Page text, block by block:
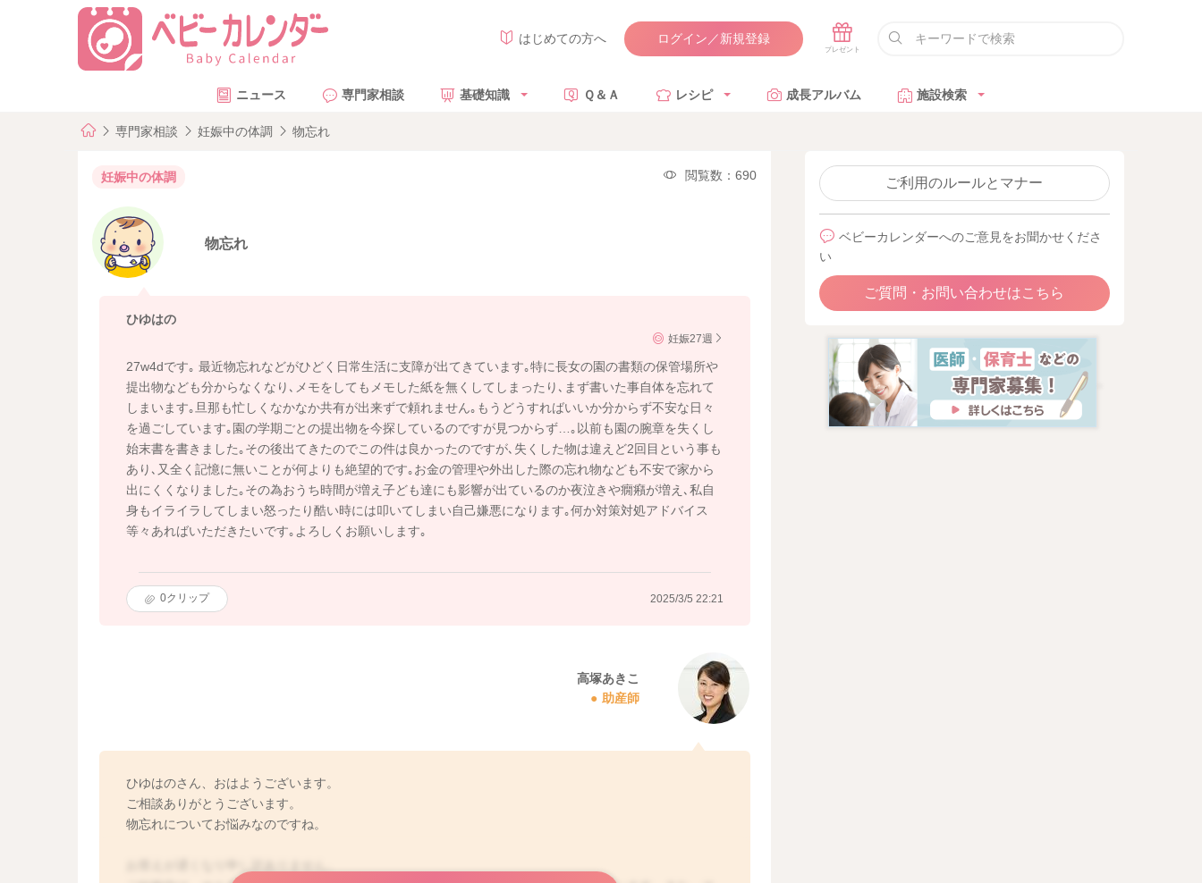
はじめての方へ ログイン／新規登録
ニュース 専門家相談 基礎知識 Ｑ＆Ａ レシピ 成長アルバム 施設検索
専門家相談 妊娠中の体調 物忘れ
妊娠中の体調 閲覧数：690
物忘れ
ひゆはの
妊娠27週
27w4dです｡ 最近物忘れなどがひどく日常生活に支障が出てきています｡特に長女の園の書類の保管場所や
提出物なども分からなくなり､メモをしてもメモした紙を無くしてしまったり､まず書いた事自体を忘れて
しまいます｡旦那も忙しくなかなか共有が出来ずで頼れません｡もうどうすればいいか分からず不安な日々
を過ごしています｡園の学期ごとの提出物を今探しているのですが見つからず…｡以前も園の腕章を失くし
始末書を書きました｡その後出てきたのでこの件は良かったのですが､失くした物は違えど2回目という事も
あり､又全く記憶に無いことが何よりも絶望的です｡お金の管理や外出した際の忘れ物なども不安で家から
出にくくなりました｡その為おうち時間が増え子ども達にも影響が出ているのか夜泣きや癇癪が増え､私自
身もイライラしてしまい怒ったり酷い時には叩いてしまい自己嫌悪になります｡何か対策対処アドバイス
等々あればいただきたいです｡よろしくお願いします｡
0クリップ 2025/3/5 22:21
高塚あきこ
助産師
ひゆはのさん、おはようございます。
ご相談ありがとうございます。
物忘れについてお悩みなのですね。
ご利用のルールとマナー
ベビーカレンダーへのご意見をお聞かせくださ
い
ご質問・お問い合わせはこちら